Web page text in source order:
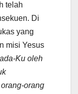
telah
Di
yang
misi Yesus
Ku oleh
orang